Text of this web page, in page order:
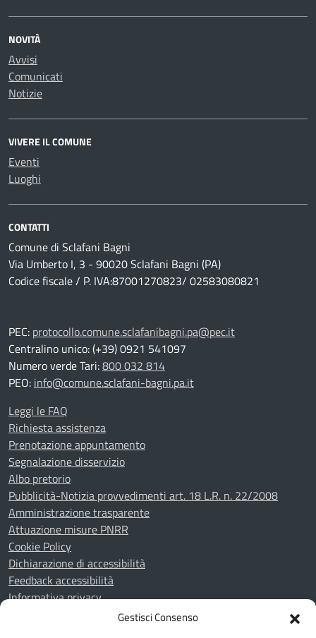
Gestisci Consenso
NOVITÀ
Avvisi
Comunicati
Notizie
VIVERE IL COMUNE
Eventi
Luoghi
CONTATTI
Comune di Sclafani Bagni
Via Umberto I, 3 - 90020 Sclafani Bagni (PA)
Codice fiscale / P. IVA:87001270823/ 02583080821
PEC: protocollo.comune.sclafanibagni.pa@pec.it
Centralino unico: (+39) 0921 541097
Numero verde Tari:800 032 814
PEO: info@comune.sclafani-bagni.pa.it
Leggi le FAQ
Richiesta assistenza
Prenotazione appuntamento
Segnalazione disservizio
Albo pretorio
Pubblicità-Notizia provvedimenti art. 18 L.R. n. 22/2008
Amministrazione trasparente
Attuazione misure PNRR
Cookie Policy
Dichiarazione di accessibilità
Feedback accessibilità
Informativa privacy